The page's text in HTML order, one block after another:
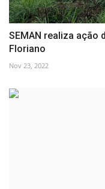
SEMAN realiza ação
Floriano
Nov 23, 2022